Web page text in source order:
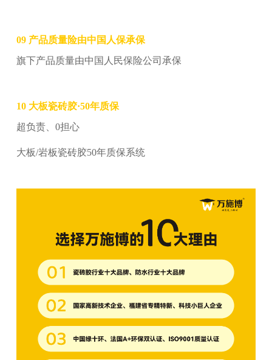
09 产品质量险由中国人保承保
旗下产品质量由中国人民保险公司承保
10 大板瓷砖胶·50年质保
超负责、0担心
大板/岩板瓷砖胶50年质保系统